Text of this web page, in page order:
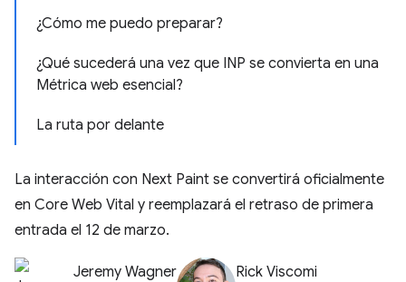
¿Cómo me puedo preparar?
¿Qué sucederá una vez que INP se convierta en una
Métrica web esencial?
La ruta por delante
La interacción con Next Paint se convertirá oficialmente
en Core Web Vital y reemplazará el retraso de primera
entrada el 12 de marzo.
Jeremy Wagner Rick Viscomi